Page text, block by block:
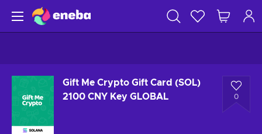
Gift Me Crypto Gift Card (SOL)
2100 CNY Key GLOBAL
0